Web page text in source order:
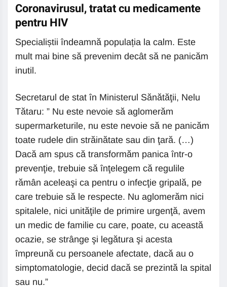
Coronavirusul, tratat cu medicamente
pentru HIV
Specialiștii îndeamnă populația la calm. Este
mult mai bine să prevenim decât să ne panicăm
inutil.
Secretarul de stat în Ministerul Sănătăţii, Nelu
Tătaru: ” Nu este nevoie să aglomerăm
supermarketurile, nu este nevoie să ne panicăm
toate rudele din străinătate sau din ţară. (…)
Dacă am spus că transformăm panica într-o
prevenţie, trebuie să înţelegem că regulile
rămân aceleaşi ca pentru o infecţie gripală, pe
care trebuie să le respecte. Nu aglomerăm nici
spitalele, nici unităţile de primire urgenţă, avem
un medic de familie cu care, poate, cu această
ocazie, se strânge şi legătura şi acesta
împreună cu persoanele afectate, dacă au o
simptomatologie, decid dacă se prezintă la spital
sau nu.”